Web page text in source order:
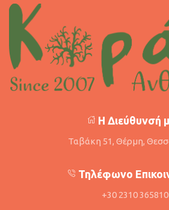
Η Διεύθυνσή
Ταβάκη 51, Θέρμη,
Τηλέφωνο
+30 2310 365810